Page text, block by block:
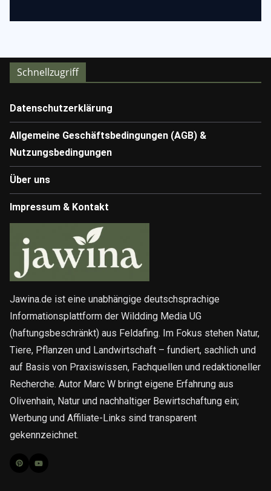
Schnellzugriff
Datenschutzerklärung
Allgemeine Geschäftsbedingungen (AGB) &
Nutzungsbedingungen
Über uns
Impressum & Kontakt
Jawina.de ist eine unabhängige deutschsprachige
Informationsplattform der Wildding Media UG
(haftungsbeschränkt) aus Feldafing. Im Fokus stehen Natur,
Tiere, Pflanzen und Landwirtschaft – fundiert, sachlich und
auf Basis von Praxiswissen, Fachquellen und redaktioneller
Recherche. Autor Marc W bringt eigene Erfahrung aus
Olivenhain, Natur und nachhaltiger Bewirtschaftung ein;
Werbung und Affiliate-Links sind transparent
gekennzeichnet.